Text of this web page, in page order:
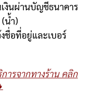
งินผ่านบัญชีธนาคาร
(น้ำ)
ชื่อที่อยู่และเบอร์
ารจากทางร้าน คลิก